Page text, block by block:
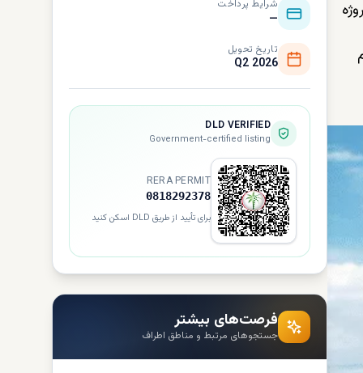
شرایط پرداخت
—
تاریخ تحویل
Q2 2026
DLD VERIFIED
Government-certified listing
RERA PERMIT
0818292378
برای تأیید از طریق DLD اسکن کنید
فرصت‌های بیشتر
جستجوهای مرتبط و مناطق اطراف